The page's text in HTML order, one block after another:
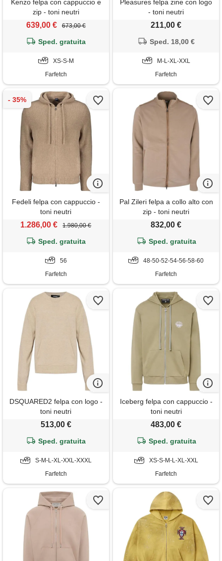
Kenzo felpa con cappuccio e
zip - toni neutri
639,00 € 673,00 €
Sped. gratuita
XS-S-M
Farfetch
Pleasures felpa zine con logo
- toni neutri
211,00 €
Sped. 18,00 €
M-L-XL-XXL
Farfetch
Fedeli felpa con cappuccio -
toni neutri
1.286,00 € 1.980,00 €
Sped. gratuita
56
Farfetch
Pal Zileri felpa a collo alto con
zip - toni neutri
832,00 €
Sped. gratuita
48-50-52-54-56-58-60
Farfetch
DSQUARED2 felpa con logo -
toni neutri
513,00 €
Sped. gratuita
S-M-L-XL-XXL-XXXL
Farfetch
Iceberg felpa con cappuccio -
toni neutri
483,00 €
Sped. gratuita
XS-S-M-L-XL-XXL
Farfetch